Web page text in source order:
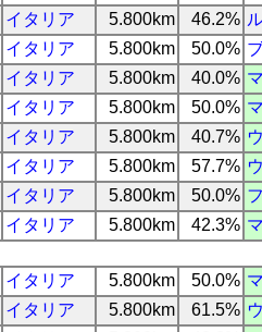
イタリア 5.800km 46.2%
イタリア 5.800km 50.0%
イタリア 5.800km 40.0%
イタリア 5.800km 50.0%
イタリア 5.800km 40.7%
イタリア 5.800km 57.7%
イタリア 5.800km 50.0%
イタリア 5.800km 42.3%
イタリア 5.800km 50.0%
イタリア 5.800km 61.5%